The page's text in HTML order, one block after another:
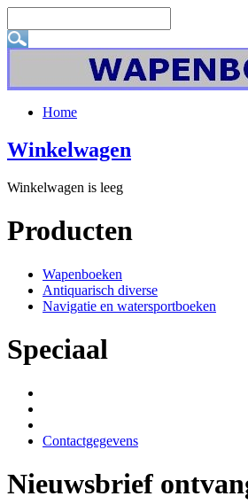
Home
Winkelwagen
Winkelwagen is leeg
Producten
Wapenboeken
Antiquarisch diverse
Navigatie en watersportboeken
Speciaal
Contactgegevens
Nieuwsbrief